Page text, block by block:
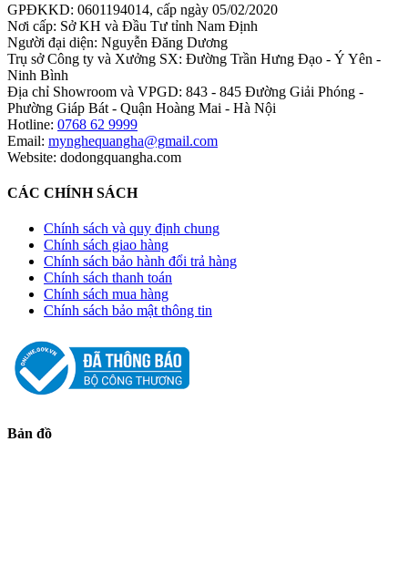
GPĐKKD: 0601194014, cấp ngày 05/02/2020
Nơi cấp: Sở KH và Đầu Tư tỉnh Nam Định
Người đại diện: Nguyễn Đăng Dương
Trụ sở Công ty và Xưởng SX: Đường Trần Hưng Đạo - Ý Yên -
Ninh Bình
Địa chỉ Showroom và VPGD: 843 - 845 Đường Giải Phóng -
Phường Giáp Bát - Quận Hoàng Mai - Hà Nội
Hotline: 0768 62 9999
Email: mynghequangha@gmail.com
Website: dodongquangha.com
CÁC CHÍNH SÁCH
Chính sách và quy định chung
Chính sách giao hàng
Chính sách bảo hành đổi trả hàng
Chính sách thanh toán
Chính sách mua hàng
Chính sách bảo mật thông tin
Bản đồ